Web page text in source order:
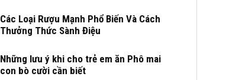
Các Loại Rượu Mạnh Phổ Biến Và Cách
Thưởng Thức Sành Điệu
Những lưu ý khi cho trẻ em ăn Phô mai
con bò cười cần biết